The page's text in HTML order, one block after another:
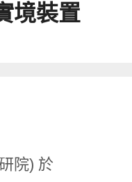
境裝置
院) 於